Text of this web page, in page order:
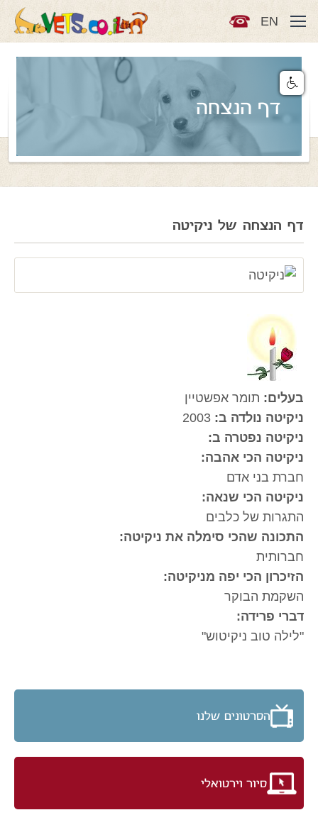
EN
דף הנצחה
הסרטונים שלנו
סיור וירטואלי
דף הנצחה של ניקיטה
בעלים: תומר אפשטיין
ניקיטה נולדה ב: 2003
ניקיטה נפטרה ב:
ניקיטה הכי אהבה:
חברת בני אדם
ניקיטה הכי שנאה:
התגרות של כלבים
התכונה שהכי סימלה את ניקיטה:
חברותית
הזיכרון הכי יפה מניקיטה:
השקמת הבוקר
דברי פרידה:
"לילה טוב ניקיטוש"